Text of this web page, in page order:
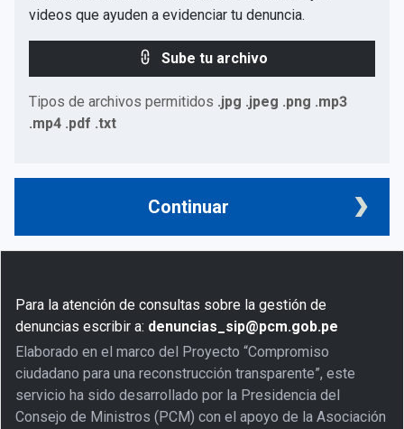
videos que ayuden a evidenciar tu denuncia.
Sube tu archivo
Tipos de archivos permitidos .jpg .jpeg .png .mp3
.mp4 .pdf .txt
Continuar
Para la atención de consultas sobre la gestión de
denuncias escribir a: denuncias_sip@pcm.gob.pe
Elaborado en el marco del Proyecto “Compromiso
ciudadano para una reconstrucción transparente”, este
servicio ha sido desarrollado por la Presidencia del
Consejo de Ministros (PCM) con el apoyo de la Asociación